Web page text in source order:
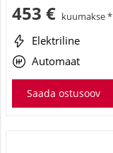
453 € kuumakse *
Elektriline
Automaat
Saada ostusoov